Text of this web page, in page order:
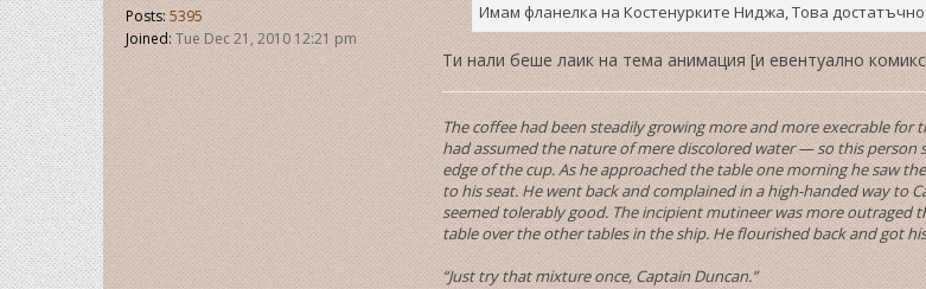
Posts: 5395
Joined:Tue Dec 21, 2010 12:21 pm
Имам фланелка на Костенурките Ниджа, Това достатъчно
Ти нали беше лаик на тема анимация [и евентуално
The coffee had been steadily growing more and more execrable
had assumed the nature of mere discolored water — so this
edge of the cup. As he approached the table one morning he saw
to his seat. He went back and complained in a high-handed way to
seemed tolerably good. The incipient mutineer was more outraged
table over the other tables in the ship. He flourished back and got
“Just try that mixture once, Captain Duncan.”